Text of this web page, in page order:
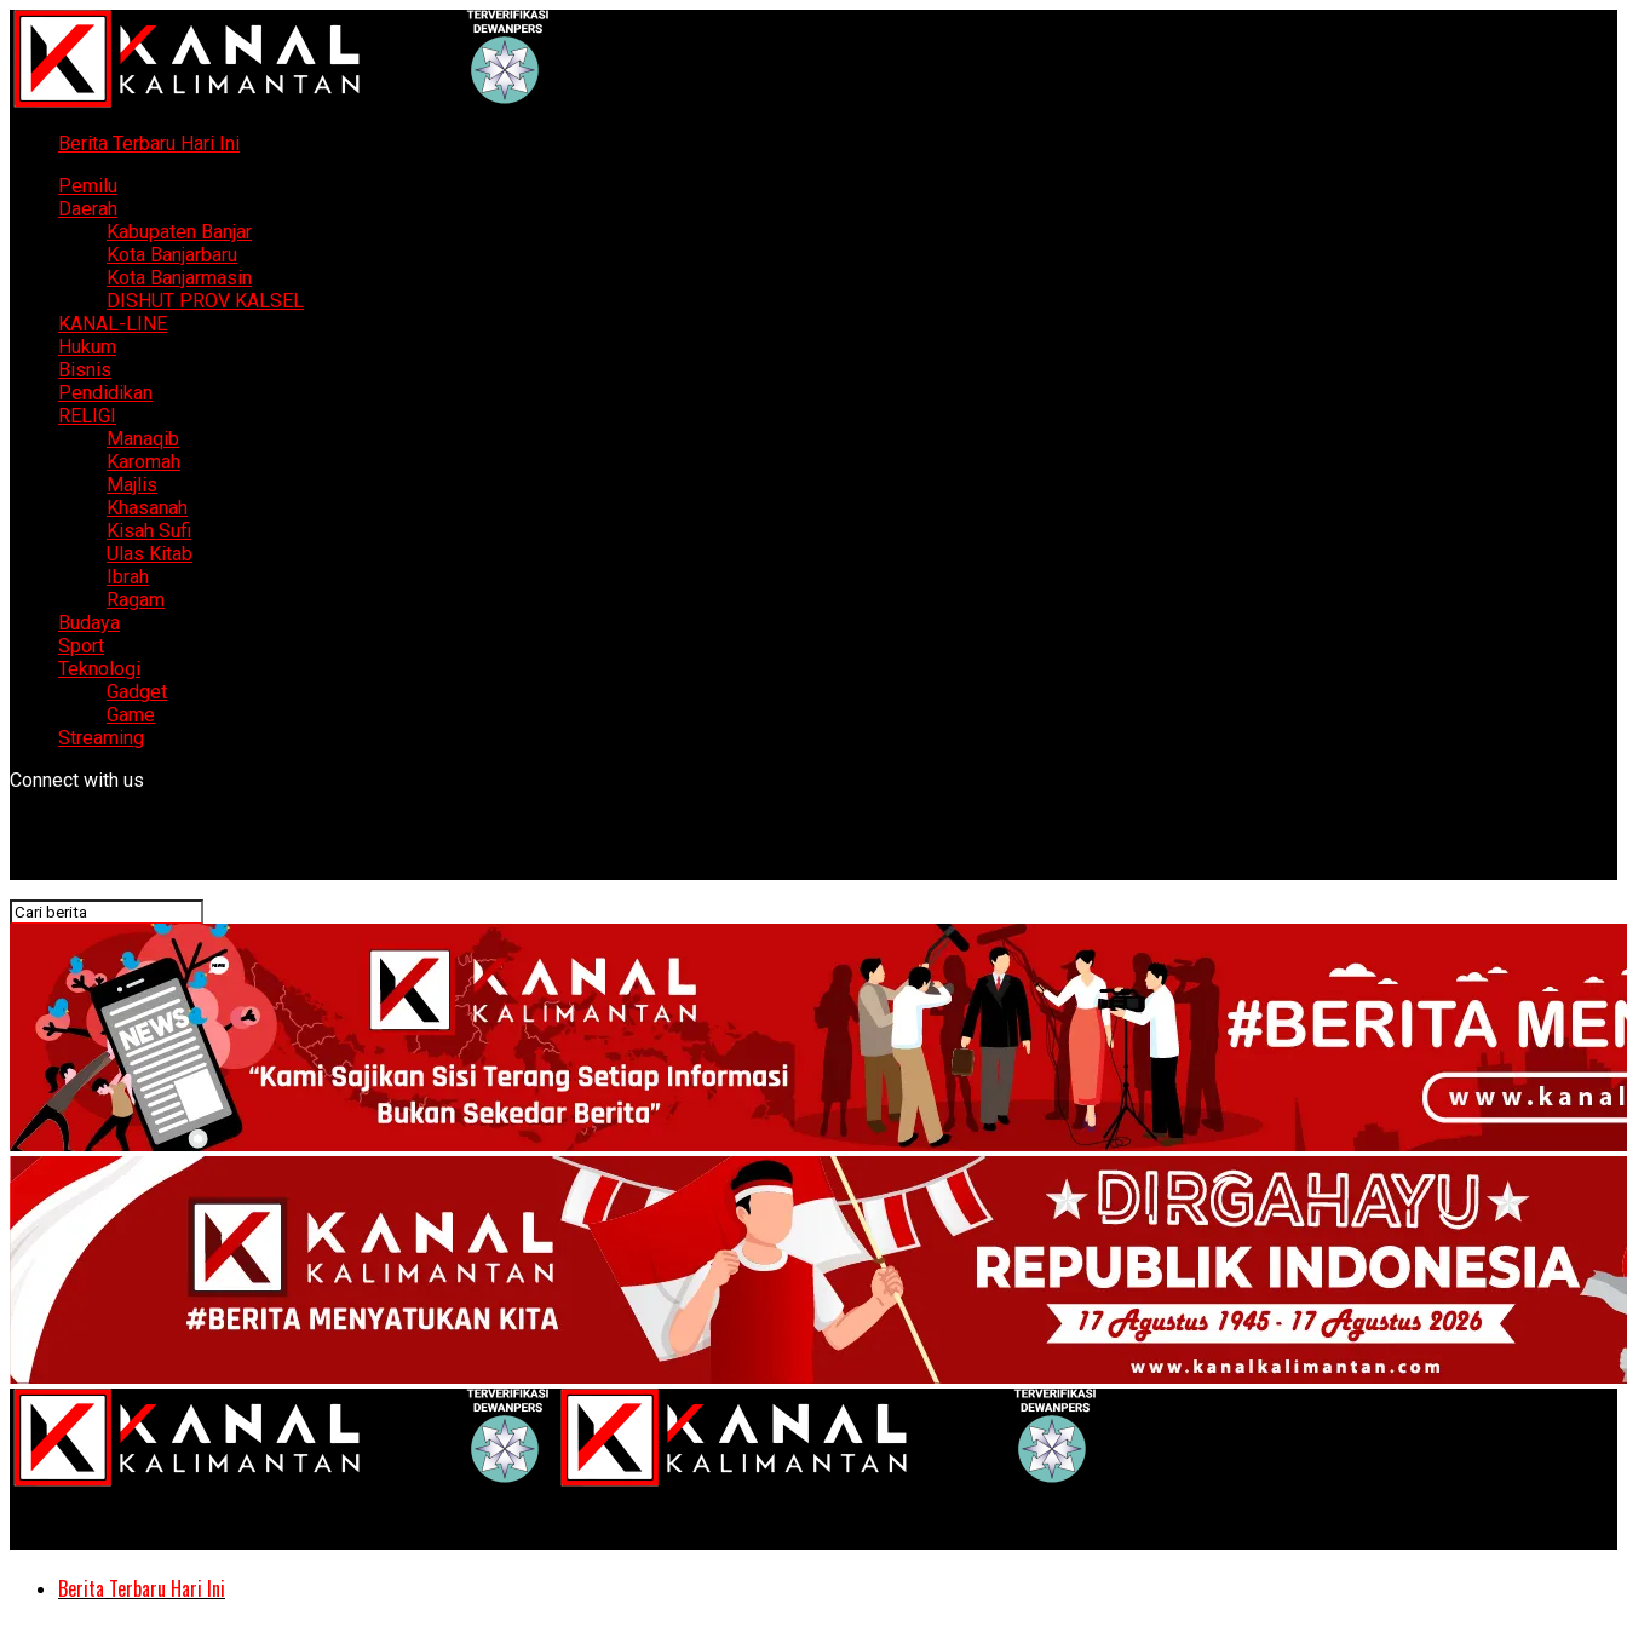
Berita Terbaru Hari Ini
Pemilu
Daerah
Kabupaten Banjar
Kota Banjarbaru
Kota Banjarmasin
DISHUT PROV KALSEL
KANAL-LINE
Hukum
Bisnis
Pendidikan
RELIGI
Manaqib
Karomah
Majlis
Khasanah
Kisah Sufi
Ulas Kitab
Ibrah
Ragam
Budaya
Sport
Teknologi
Gadget
Game
Streaming
Connect with us
Berita Terbaru Hari Ini